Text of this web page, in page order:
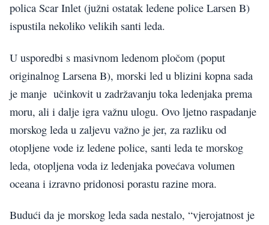
polica Scar Inlet (južni ostatak ledene police Larsen B)
ispustila nekoliko velikih santi leda.
U usporedbi s masivnom ledenom pločom (poput
originalnog Larsena B), morski led u blizini kopna sada
je manje učinkovit u zadržavanju toka ledenjaka prema
moru, ali i dalje igra važnu ulogu. Ovo ljetno raspadanje
morskog leda u zaljevu važno je jer, za razliku od
otopljene vode iz ledene police, santi leda te morskog
leda, otopljena voda iz ledenjaka povećava volumen
oceana i izravno pridonosi porastu razine mora.
Budući da je morskog leda sada nestalo, “vjerojatnost je